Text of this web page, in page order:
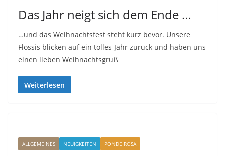
Das Jahr neigt sich dem Ende …
…und das Weihnachtsfest steht kurz bevor. Unsere
Flossis blicken auf ein tolles Jahr zurück und haben uns
einen lieben Weihnachtsgruß
Weiterlesen
ALLGEMEINES NEUIGKEITEN PONDE ROSA